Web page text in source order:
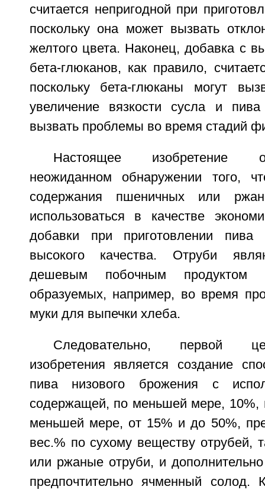
считается непригодной при
поскольку она может вызвать
желтого цвета. Наконец, добавка с
бета-глюканов, как правило,
поскольку бета-глюканы могут
увеличение вязкости сусла и
вызвать проблемы во время стадий
Настоящее изобретение
неожиданном обнаружении того,
содержания пшеничных или
использоваться в качестве
добавки при приготовлении пива
высокого качества. Отруби
дешевым побочным продуктом
образуемых, например, во время
муки для выпечки хлеба.
Следовательно, первой
изобретения является создание
пива низового брожения с
содержащей, по меньшей мере, 10%,
меньшей мере, от 15% и до 50%,
вес.% по сухому веществу отрубей,
или ржаные отруби, и
предпочтительно ячменный солод.